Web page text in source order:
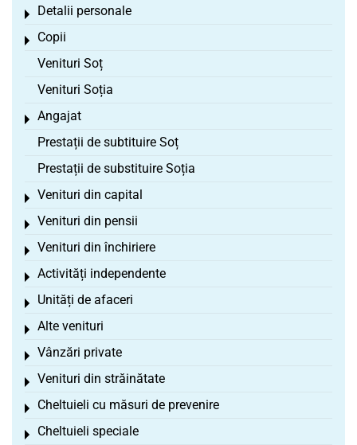
Detalii personale
Toggle menu
Copii
Toggle menu
Venituri Soț
Venituri Soția
Angajat
Toggle menu
Prestații de subtituire Soț
Prestații de substituire Soția
Venituri din capital
Toggle menu
Venituri din pensii
Toggle menu
Venituri din închiriere
Toggle menu
Activități independente
Toggle menu
Unități de afaceri
Toggle menu
Alte venituri
Toggle menu
Vânzări private
Toggle menu
Venituri din străinătate
Toggle menu
Cheltuieli cu măsuri de prevenire
Toggle menu
Cheltuieli speciale
Toggle menu